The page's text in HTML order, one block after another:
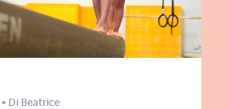
• Di Beatrice